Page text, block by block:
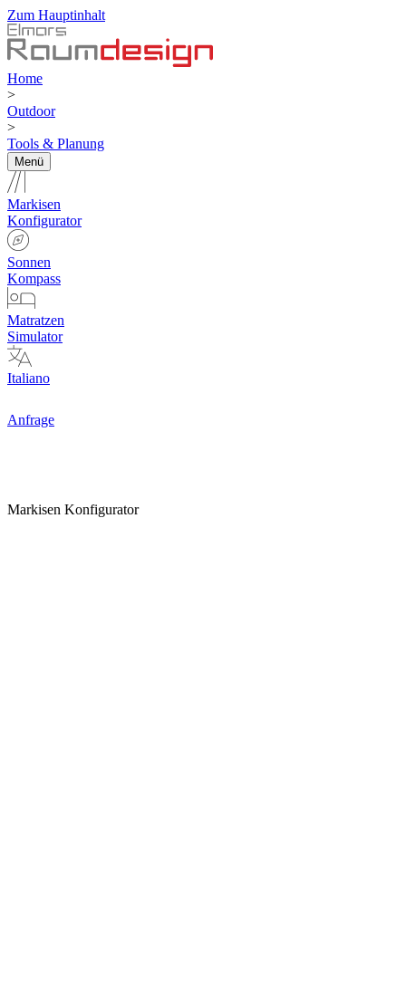
Zum Hauptinhalt
Home
>
Outdoor
>
Tools & Planung
Menü
Markisen
Konfigurator
Sonnen
Kompass
Matratzen
Simulator
Italiano
Anfrage
Markisen Konfigurator